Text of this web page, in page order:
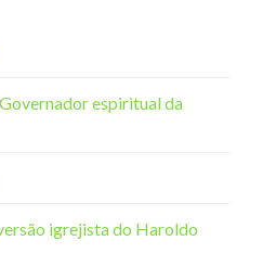
espiritual da
igrejista do Haroldo